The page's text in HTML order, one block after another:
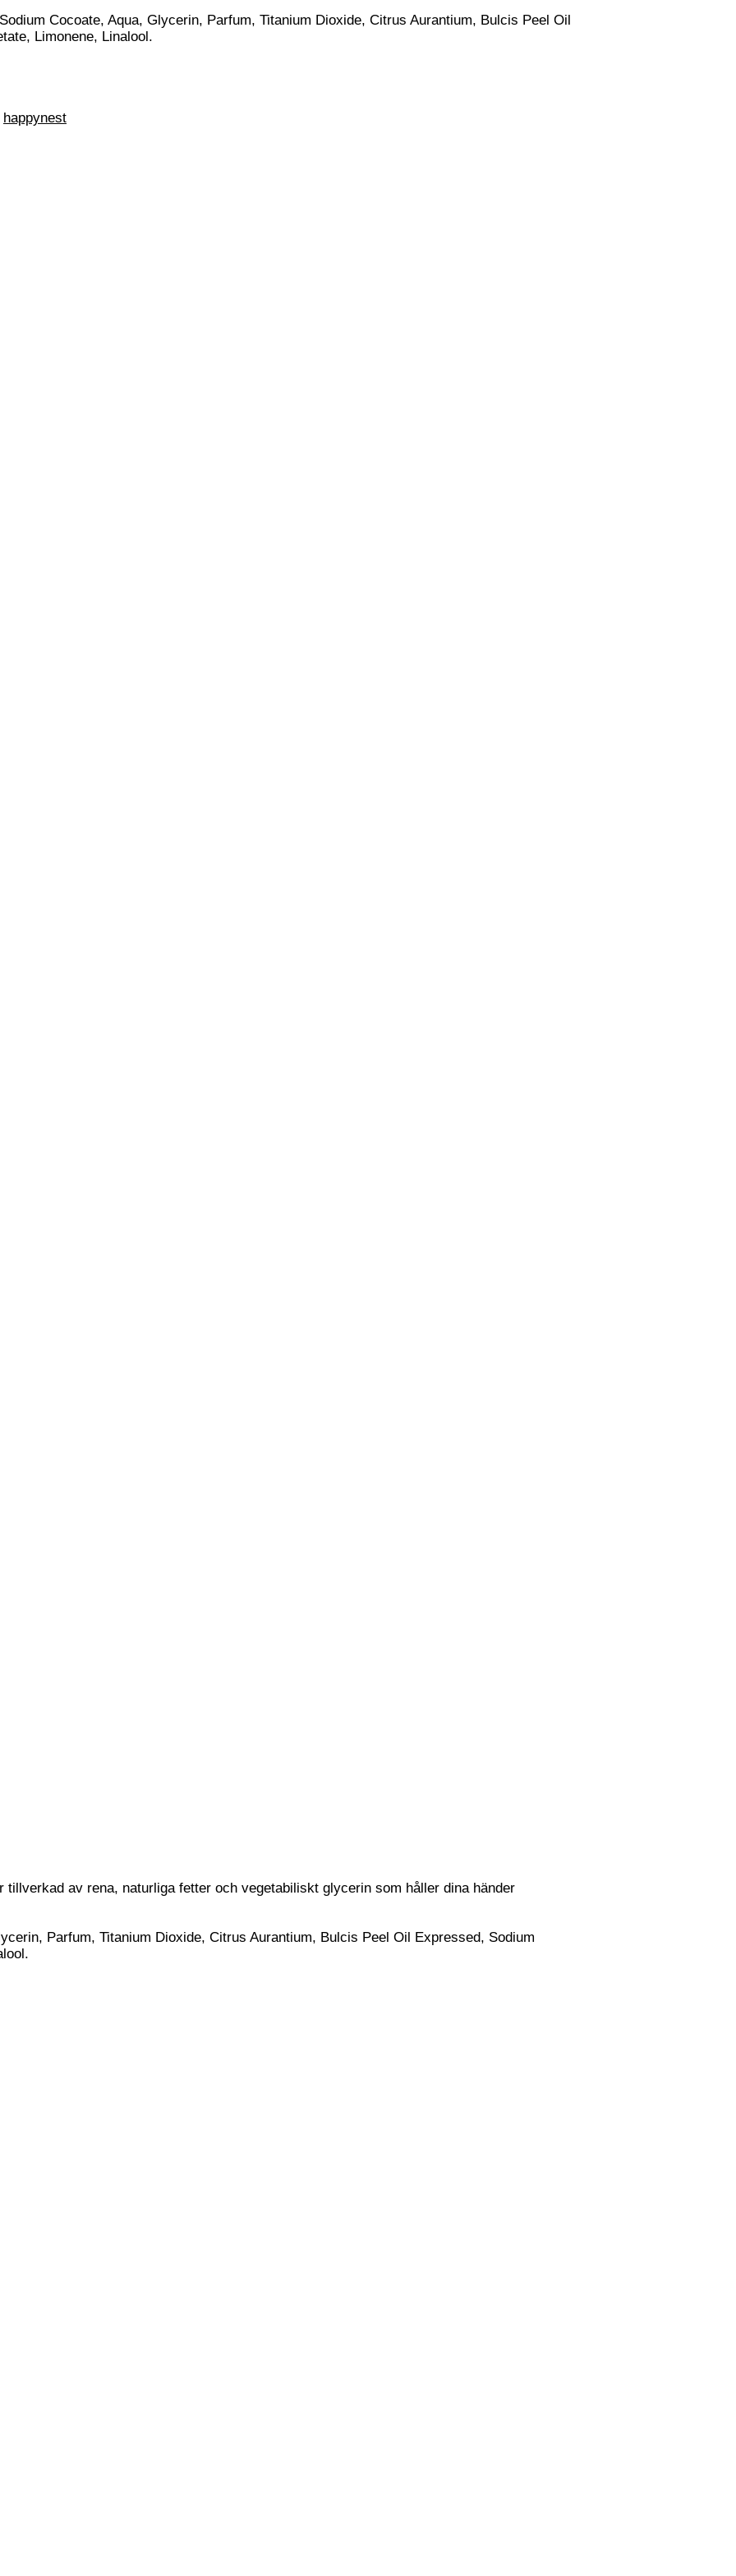
Cocoate, Aqua, Glycerin, Parfum, Titanium Dioxide, Citrus Aurantium, Bulcis Peel Oil
Limonene, Linalool.
happynest
av rena, naturliga fetter och vegetabiliskt glycerin som håller dina händer
Parfum, Titanium Dioxide, Citrus Aurantium, Bulcis Peel Oil Expressed, Sodium